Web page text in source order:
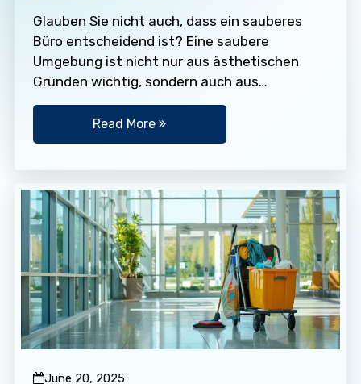
Glauben Sie nicht auch, dass ein sauberes
Büro entscheidend ist? Eine saubere
Umgebung ist nicht nur aus ästhetischen
Gründen wichtig, sondern auch aus
hygienischen Gründen unerlässlich. Sie
sollten sich so…
Read More
June 20, 2025